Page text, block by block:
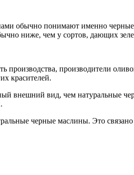
обычно понимают именно
ниже, чем у сортов, дающих
производства, производители
красителей.
внешний вид, чем натуральные
черные маслины. Это